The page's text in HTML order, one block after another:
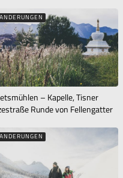
– Kapelle, Tisner
Runde von Fellengatter